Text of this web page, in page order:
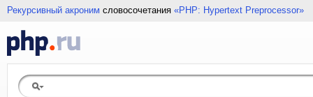
Рекурсивный акроним словосочетания «PHP: Hypertext Preprocessor»